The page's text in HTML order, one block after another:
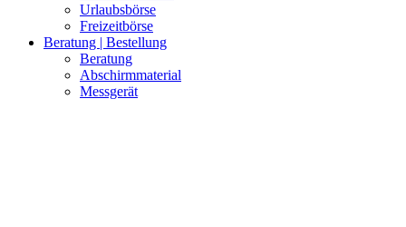
Urlaubsbörse
Freizeitbörse
Beratung | Bestellung
Beratung
Abschirmmaterial
Messgerät